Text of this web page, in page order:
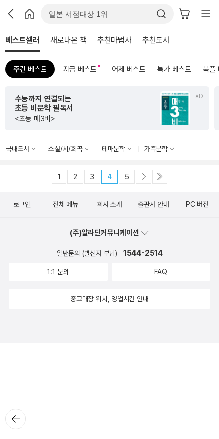
베스트셀러 새로나온 책 추천마법사 추천도서
주간 베스트 지금 베스트 어제 베스트 특가 베스트 북플
AD
수능까지 연결되는
초등 비문학 필독서
<초등 매3비>
국내도서 소설/시/희곡 테마문학 가족문학
1 2 3 4 5
뒤로가
기
로그인 전체 메뉴 회사 소개 출판사 안내 PC 버전
(주)알라딘커뮤니케이션
일반문의 (발신자 부담) 1544-2514
1:1 문의 FAQ
중고매장 위치, 영업시간 안내